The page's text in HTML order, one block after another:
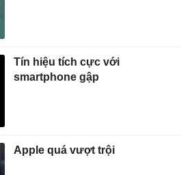
Tín hiệu tích cực với
smartphone gập
Apple quá vượt trội